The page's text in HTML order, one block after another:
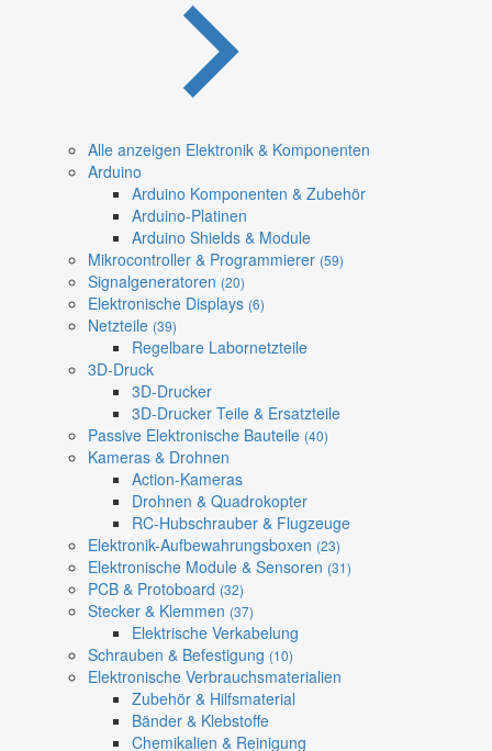
Alle anzeigen Elektronik & Komponenten
Arduino
Arduino Komponenten & Zubehör
Arduino-Platinen
Arduino Shields & Module
Mikrocontroller & Programmierer (59)
Signalgeneratoren (20)
Elektronische Displays (6)
Netzteile (39)
Regelbare Labornetzteile
3D-Druck
3D-Drucker
3D-Drucker Teile & Ersatzteile
Passive Elektronische Bauteile (40)
Kameras & Drohnen
Action-Kameras
Drohnen & Quadrokopter
RC-Hubschrauber & Flugzeuge
Elektronik-Aufbewahrungsboxen (23)
Elektronische Module & Sensoren (31)
PCB & Protoboard (32)
Stecker & Klemmen (37)
Elektrische Verkabelung
Schrauben & Befestigung (10)
Elektronische Verbrauchsmaterialien
Zubehör & Hilfsmaterial
Bänder & Klebstoffe
Chemikalien & Reinigung